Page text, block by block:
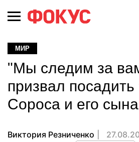
МИР
"Мы следим за
призвал посадить
Сороса и его сына
Виктория Резниченко